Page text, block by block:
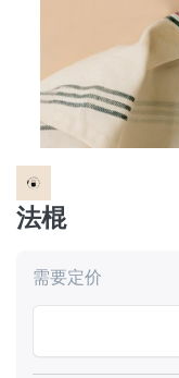
法棍
需要定价